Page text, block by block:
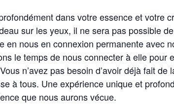
dans votre essence et votre
sur les yeux, il ne sera pas possible
en nous en connexion permanente avec
le temps de nous connecter à elle
n’avez pas besoin d’avoir déjà fait
à tous. Une expérience unique et
que nous aurons vécue.